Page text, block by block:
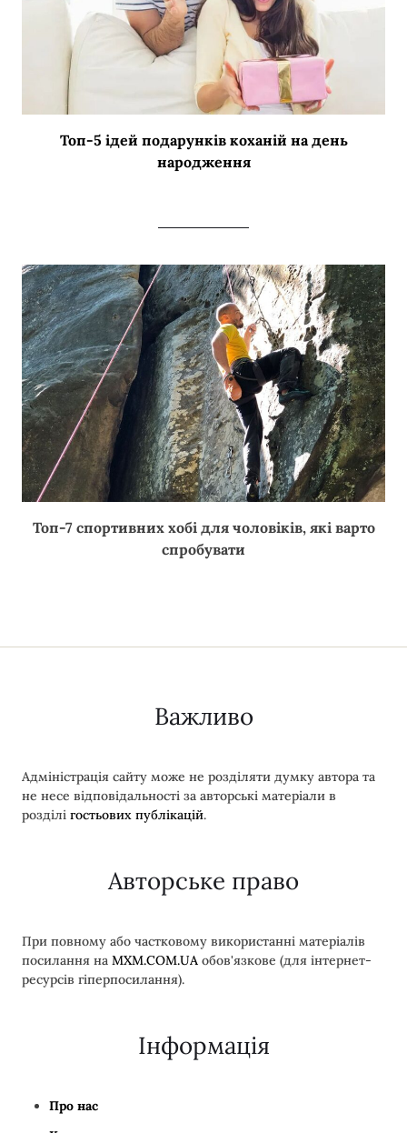
Топ-5 ідей подарунків коханій на день
народження
Топ-7 спортивних хобі для чоловіків, які варто
спробувати
Важливо
Адміністрація сайту може не розділяти думку автора та
не несе відповідальності за авторські матеріали в
розділі гостьових публікацій.
Авторське право
При повному або частковому використанні матеріалів
посилання на MXM.COM.UA обов'язкове (для інтернет-
ресурсів гіперпосилання).
Інформація
Про нас